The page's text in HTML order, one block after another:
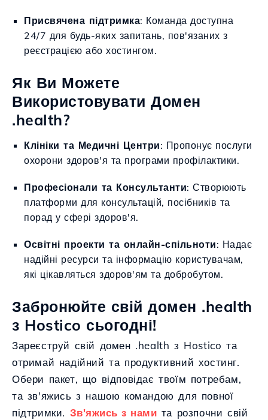
Присвячена підтримка: Команда доступна
24/7 для будь-яких запитань, пов'язаних з
реєстрацією або хостингом.
Як Ви Можете
Використовувати Домен
.health?
Клініки та Медичні Центри: Пропонує послуги
охорони здоров'я та програми профілактики.
Професіонали та Консультанти: Створюють
платформи для консультацій, посібників та
порад у сфері здоров'я.
Освітні проекти та онлайн-спільноти: Надає
надійні ресурси та інформацію користувачам,
які цікавляться здоров'ям та добробутом.
Забронюйте свій домен .health
з Hostico сьогодні!
Зареєструй свій домен .health з Hostico та
отримай надійний та продуктивний хостинг.
Обери пакет, що відповідає твоїм потребам,
та зв'яжись з нашою командою для повної
підтримки. Зв'яжись з нами та розпочни свій